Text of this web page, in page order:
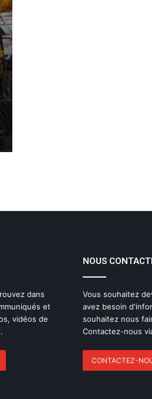
dans
et
vidéos de
NOUS
Vous souhaitez
avez besoin
souhaitez nous
Contactez-nous
CONTACTEZ-